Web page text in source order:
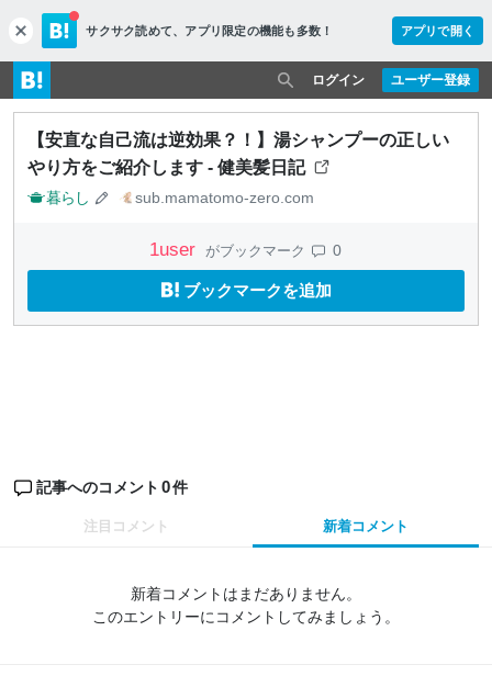
c
l
o
s
e
サクサク読めて、 アプリ限定の機能も多数！ アプリで開く
ユーザー登録
ログイン
【安直な自己流は逆効果？！】湯シャンプーの正しい
やり方をご紹介します - 健美髪日記
暮らし sub.mamatomo-zero.com
1user がブックマーク 0
ブックマークを追加
記事へのコメント 0件
注目コメント 新着コメント
新着コメントはまだありません。
このエントリーにコメントしてみましょう。